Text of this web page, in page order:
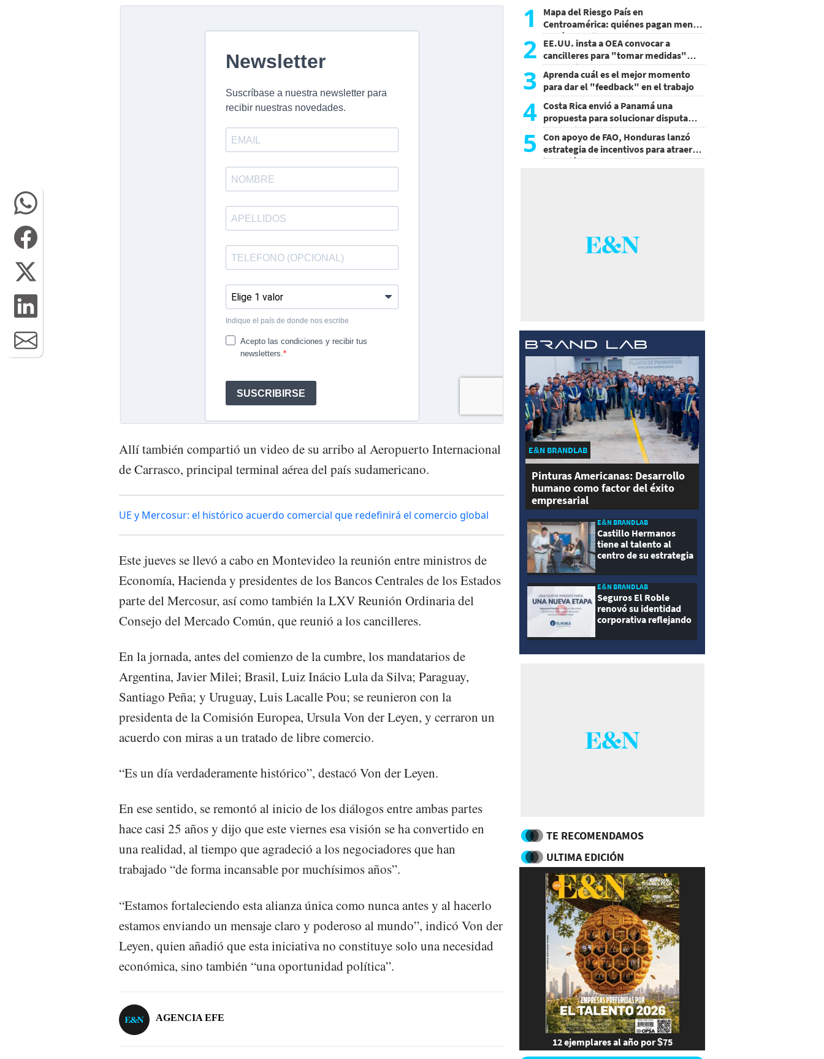
Allí también compartió un video de su arribo al Aeropuerto Internacional
de Carrasco, principal terminal aérea del país sudamericano.
UE y Mercosur: el histórico acuerdo comercial que redefinirá el comercio global
Este jueves se llevó a cabo en Montevideo la reunión entre ministros de
Economía, Hacienda y presidentes de los Bancos Centrales de los Estados
parte del Mercosur, así como también la LXV Reunión Ordinaria del
Consejo del Mercado Común, que reunió a los cancilleres.
En la jornada, antes del comienzo de la cumbre, los mandatarios de
Argentina, Javier Milei; Brasil, Luiz Inácio Lula da Silva; Paraguay,
Santiago Peña; y Uruguay, Luis Lacalle Pou; se reunieron con la
presidenta de la Comisión Europea, Ursula Von der Leyen, y cerraron un
acuerdo con miras a un tratado de libre comercio.
“Es un día verdaderamente histórico”, destacó Von der Leyen.
En ese sentido, se remontó al inicio de los diálogos entre ambas partes
hace casi 25 años y dijo que este viernes esa visión se ha convertido en
una realidad, al tiempo que agradeció a los negociadores que han
trabajado “de forma incansable por muchísimos años”.
“Estamos fortaleciendo esta alianza única como nunca antes y al hacerlo
estamos enviando un mensaje claro y poderoso al mundo”, indicó Von der
Leyen, quien añadió que esta iniciativa no constituye solo una necesidad
económica, sino también “una oportunidad política”.
AGENCIA EFE
1
Mapa del Riesgo País en
Centroamérica: quiénes pagan menos
y cuáles mejoraron
2 EE.UU. insta a OEA convocar a
cancilleres para "tomar medidas"
sobre Nicaragua
3 Aprenda cuál es el mejor momento
para dar el "feedback" en el trabajo
4 Costa Rica envió a Panamá una
propuesta para solucionar disputa
comercial
5
Con apoyo de FAO, Honduras lanzó
estrategia de incentivos para atraer
inversión al agro
E&N BRANDLAB
Pinturas Americanas: Desarrollo
humano como factor del éxito
empresarial
E&N BRANDLAB
Castillo Hermanos
tiene al talento al
centro de su estrategia
E&N BRANDLAB
Seguros El Roble
renovó su identidad
corporativa reflejando
modernidad
TE RECOMENDAMOS
ULTIMA EDICIÓN
12 ejemplares al año por $75